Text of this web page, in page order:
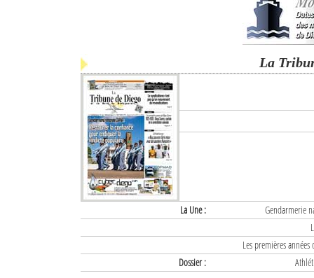
La
La Une :
Gendarmerie
Les premières
Dossier :